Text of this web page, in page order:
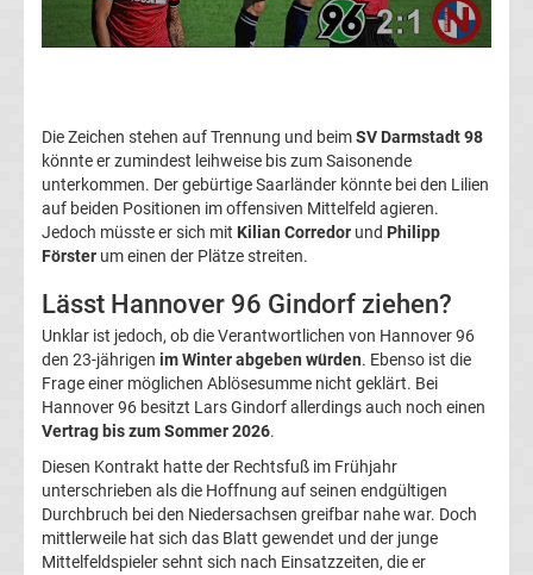
Transfergerüchte
FSV
Mainz
Transfergerüchte
Alemannia
Aachen
Transfergerüchte
Arminia
Die Zeichen stehen auf Trennung und beimSV Darmstadt 98
könnte er zumindest leihweise bis zum Saisonende
unterkommen. Der gebürtige Saarländer könnte bei den Lilien
auf beiden Positionen im offensiven Mittelfeld agieren.
Jedoch müsste er sich mit Kilian Corredor und Philipp
Förster um einen der Plätze streiten.
Lässt Hannover 96 Gindorf ziehen?
Unklar ist jedoch, ob die Verantwortlichen von Hannover 96
den 23-jährigen im Winter abgeben würden. Ebenso ist die
Frage einer möglichen Ablösesumme nicht geklärt. Bei
Hannover 96 besitzt Lars Gindorf allerdings auch noch einen
Vertrag bis zum Sommer 2026.
Diesen Kontrakt hatte der Rechtsfuß im Frühjahr
unterschrieben als die Hoffnung auf seinen endgültigen
Durchbruch bei den Niedersachsen greifbar nahe war. Doch
mittlerweile hat sich das Blatt gewendet und der junge
Mittelfeldspieler sehnt sich nach Einsatzzeiten, die er